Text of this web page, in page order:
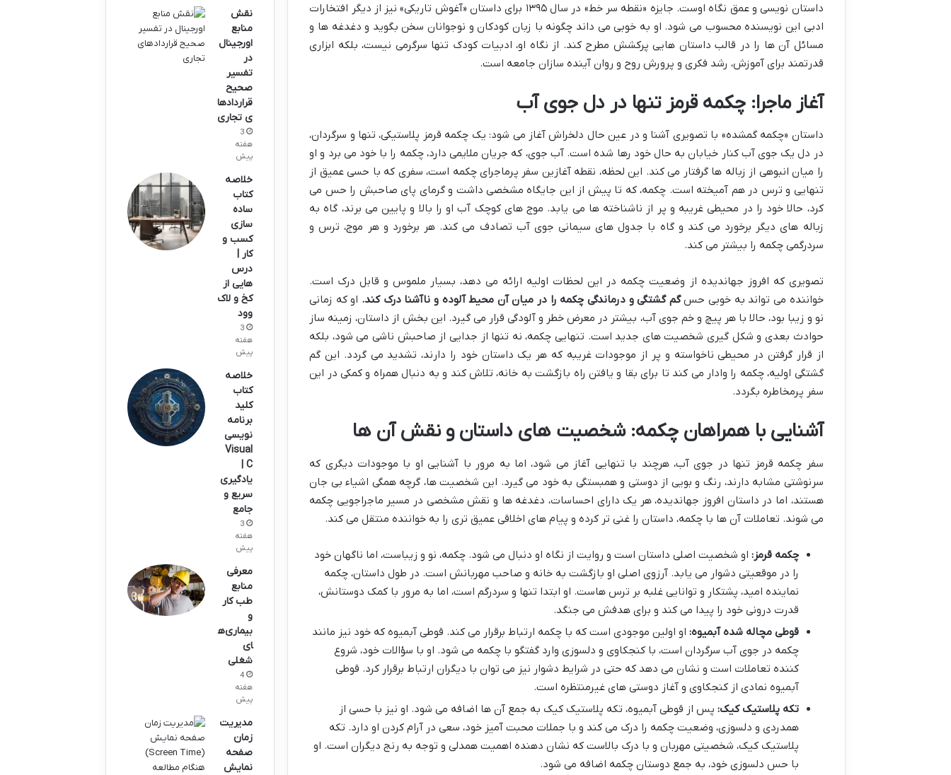
داستان نویسی و عمق نگاه اوست. جایزه «نقطه سر خط» در سال ۱۳۹۵ برای داستان «آغوش تاریکی» نیز از دیگر افتخارات
ادبی این نویسنده محسوب می شود. او به خوبی می داند چگونه با زبان کودکان و نوجوانان سخن بگوید و دغدغه ها و
مسائل آن ها را در قالب داستان هایی پرکشش مطرح کند. از نگاه او، ادبیات کودک تنها سرگرمی نیست، بلکه ابزاری
قدرتمند برای آموزش، رشد فکری و پرورش روح و روان آینده سازان جامعه است.
آغاز ماجرا: چکمه قرمز تنها در دل جوی آب
داستان «چکمه گمشده» با تصویری آشنا و در عین حال دلخراش آغاز می شود: یک چکمه قرمز پلاستیکی، تنها و سرگردان،
در دل یک جوی آب کنار خیابان به حال خود رها شده است. آب جوی، که جریان ملایمی دارد، چکمه را با خود می برد و او
را میان انبوهی از زباله ها گرفتار می کند. این لحظه، نقطه آغازین سفر پرماجرای چکمه است، سفری که با حسی عمیق از
تنهایی و ترس در هم آمیخته است. چکمه، که تا پیش از این جایگاه مشخصی داشت و گرمای پای صاحبش را حس می
کرد، حالا خود را در محیطی غریبه و پر از ناشناخته ها می یابد. موج های کوچک آب او را بالا و پایین می برند، گاه به
زباله های دیگر برخورد می کند و گاه با جدول های سیمانی جوی آب تصادف می کند. هر برخورد و هر موج، ترس و
سردرگمی چکمه را بیشتر می کند.
تصویری که افروز جهاندیده از وضعیت چکمه در این لحظات اولیه ارائه می دهد، بسیار ملموس و قابل درک است.
خواننده می تواند به خوبی حسگم گشتگی و درماندگی چکمه را در میان آن محیط آلوده و ناآشنا درک کند. او که زمانی
نو و زیبا بود، حالا با هر پیچ و خم جوی آب، بیشتر در معرض خطر و آلودگی قرار می گیرد. این بخش از داستان، زمینه ساز
حوادث بعدی و شکل گیری شخصیت های جدید است. تنهایی چکمه، نه تنها از جدایی از صاحبش ناشی می شود، بلکه
از قرار گرفتن در محیطی ناخواسته و پر از موجودات غریبه که هر یک داستان خود را دارند، تشدید می گردد. این گم
گشتگی اولیه، چکمه را وادار می کند تا برای بقا و یافتن راه بازگشت به خانه، تلاش کند و به دنبال همراه و کمکی در این
سفر پرمخاطره بگردد.
آشنایی با همراهان چکمه: شخصیت های داستان و نقش آن ها
سفر چکمه قرمز تنها در جوی آب، هرچند با تنهایی آغاز می شود، اما به مرور با آشنایی او با موجودات دیگری که
سرنوشتی مشابه دارند، رنگ و بویی از دوستی و همبستگی به خود می گیرد. این شخصیت ها، گرچه همگی اشیاء بی جان
هستند، اما در داستان افروز جهاندیده، هر یک دارای احساسات، دغدغه ها و نقش مشخصی در مسیر ماجراجویی چکمه
می شوند. تعاملات آن ها با چکمه، داستان را غنی تر کرده و پیام های اخلاقی عمیق تری را به خواننده منتقل می کند.
چکمه قرمز: او شخصیت اصلی داستان است و روایت از نگاه او دنبال می شود. چکمه، نو و زیباست، اما ناگهان خود
را در موقعیتی دشوار می یابد. آرزوی اصلی او بازگشت به خانه و صاحب مهربانش است. در طول داستان، چکمه
نماینده امید، پشتکار و توانایی غلبه بر ترس هاست. او ابتدا تنها و سردرگم است، اما به مرور با کمک دوستانش،
قدرت درونی خود را پیدا می کند و برای هدفش می جنگد.
قوطی مچاله شده آبمیوه: او اولین موجودی است که با چکمه ارتباط برقرار می کند. قوطی آبمیوه که خود نیز مانند
چکمه در جوی آب سرگردان است، با کنجکاوی و دلسوزی وارد گفتگو با چکمه می شود. او با سؤالات خود، شروع
کننده تعاملات است و نشان می دهد که حتی در شرایط دشوار نیز می توان با دیگران ارتباط برقرار کرد. قوطی
آبمیوه نمادی از کنجکاوی و آغاز دوستی های غیرمنتظره است.
تکه پلاستیک کیک: پس از قوطی آبمیوه، تکه پلاستیک کیک به جمع آن ها اضافه می شود. او نیز با حسی از
همدردی و دلسوزی، وضعیت چکمه را درک می کند و با جملات محبت آمیز خود، سعی در آرام کردن او دارد. تکه
پلاستیک کیک، شخصیتی مهربان و با درک بالاست که نشان دهنده اهمیت همدلی و توجه به رنج دیگران است. او
با حس دلسوزی خود، به جمع دوستان چکمه اضافه می شود.
نقش
منابع
اورجینال
در
تفسیر
صحیح
قراردادها
ی تجاری
3
هفته
پیش
خلاصه
کتاب
ساده
سازی
کسب و
کار |
درس
هایی از
کخ و لاک
وود
3
هفته
پیش
خلاصه
کتاب
کلید
برنامه
نویسی
Visual
C |
یادگیری
سریع و
جامع
3
هفته
پیش
معرفی
منابع
طب کار
و
بیماری‌ه
ای
شغلی
4
هفته
پیش
مدیریت
زمان
صفحه
نمایش